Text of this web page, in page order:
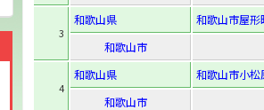
3
和歌山県
和歌山市屋
和歌山市
4
和歌山県
和歌山市小
和歌山市